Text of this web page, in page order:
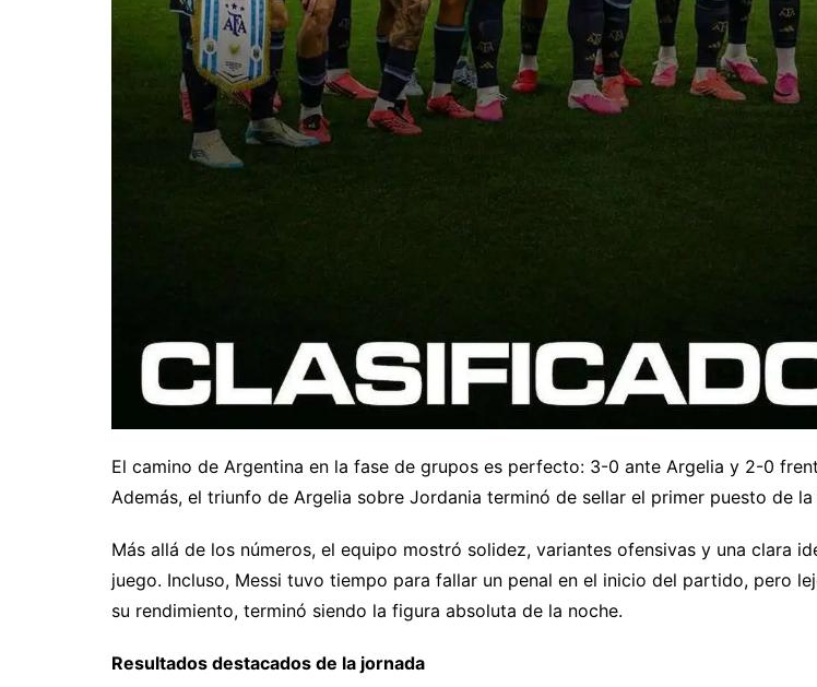
El camino de Argentina en la fase de grupos es perfecto: 3-0 ante Argelia y 2-0
Además, el triunfo de Argelia sobre Jordania terminó de sellar el primer puesto de la
Más allá de los números, el equipo mostró solidez, variantes ofensivas y una clara
juego. Incluso, Messi tuvo tiempo para fallar un penal en el inicio del partido, pero
su rendimiento, terminó siendo la figura absoluta de la noche.
Resultados destacados de la jornada